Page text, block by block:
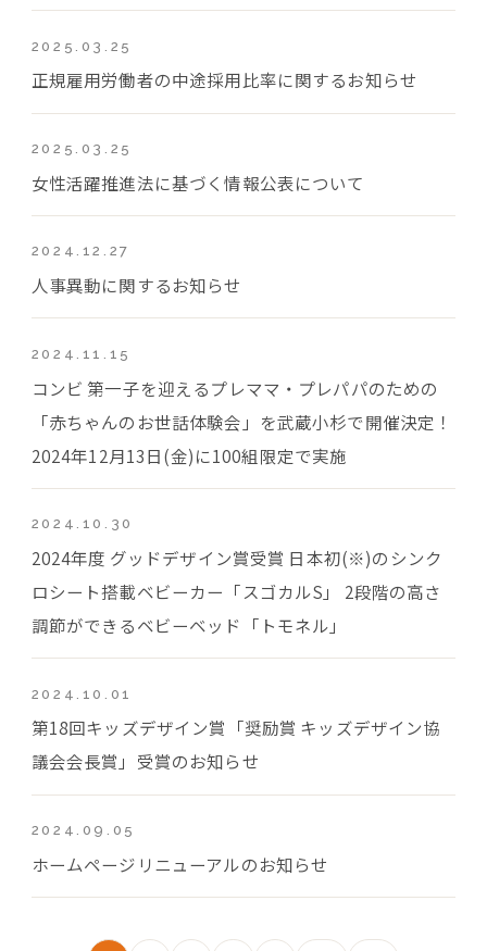
2025.03.25
正規雇用労働者の中途採用比率に関するお知らせ
2025.03.25
女性活躍推進法に基づく情報公表について
2024.12.27
人事異動に関するお知らせ
2024.11.15
コンビ 第一子を迎えるプレママ・プレパパのための
「赤ちゃんのお世話体験会」を武蔵小杉で開催決定！
2024年12月13日(金)に100組限定で実施
2024.10.30
2024年度 グッドデザイン賞受賞 日本初(※)のシンク
ロシート搭載ベビーカー「スゴカルS」 2段階の高さ
調節ができるベビーベッド「トモネル」
2024.10.01
第18回キッズデザイン賞「奨励賞 キッズデザイン協
議会会長賞」受賞のお知らせ
2024.09.05
ホームページリニューアルのお知らせ